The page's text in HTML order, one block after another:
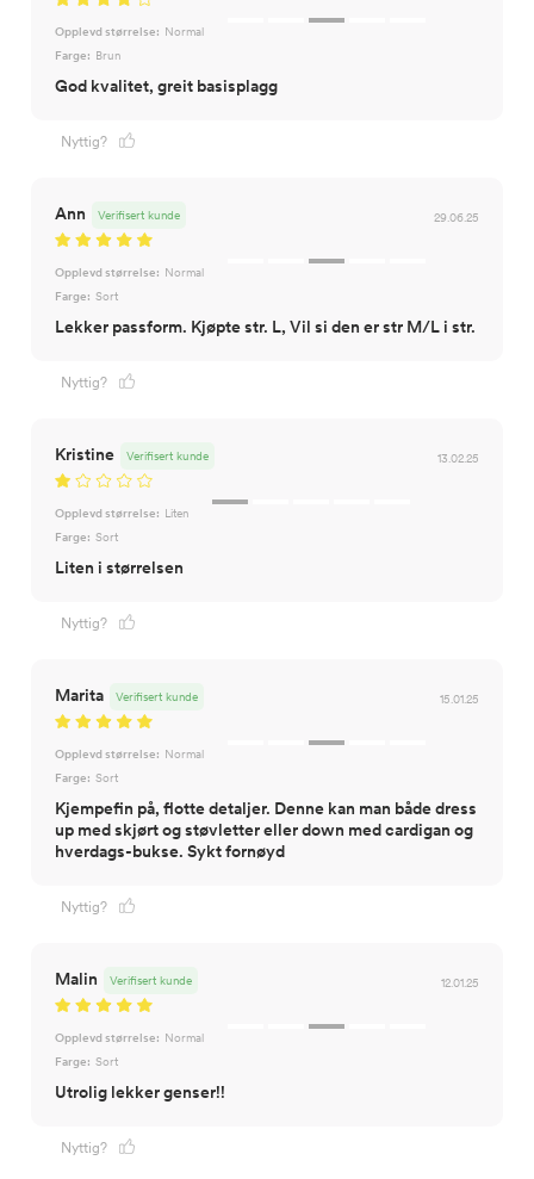
Opplevd størrelse: Normal
Farge: Brun
God kvalitet, greit basisplagg
Nyttig?
Ann 29.06.25
Verifisert kunde
Opplevd størrelse: Normal
Farge: Sort
Lekker passform. Kjøpte str. L, Vil si den er str M/L i str.
Nyttig?
Kristine 13.02.25
Verifisert kunde
Opplevd størrelse: Liten
Farge: Sort
Liten i størrelsen
Nyttig?
Marita 15.01.25
Verifisert kunde
Opplevd størrelse: Normal
Farge: Sort
Kjempefin på, flotte detaljer. Denne kan man både dress
up med skjørt og støvletter eller down med cardigan og
hverdags-bukse. Sykt fornøyd
Nyttig?
Malin 12.01.25
Verifisert kunde
Opplevd størrelse: Normal
Farge: Sort
Utrolig lekker genser!!
Nyttig?